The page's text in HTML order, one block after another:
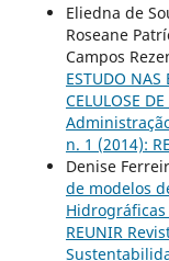
Eliedna de
Roseane
Campos
ESTUDO NAS
CELULOSE
n. 1 (2014):
Denise
de modelos
Hidrográficas
REUNIR